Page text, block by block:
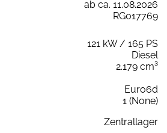
ab ca. 11.08.2026
RG017769
121 kW / 165 PS
Diesel
2.179 cm³
Euro6d
1 (None)
Zentrallager